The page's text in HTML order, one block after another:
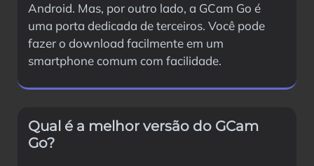
Android. Mas, por outro lado, a GCam Go é
uma porta dedicada de terceiros. Você pode
fazer o download facilmente em um
smartphone comum com facilidade.
Qual é a melhor versão do GCam
Go?